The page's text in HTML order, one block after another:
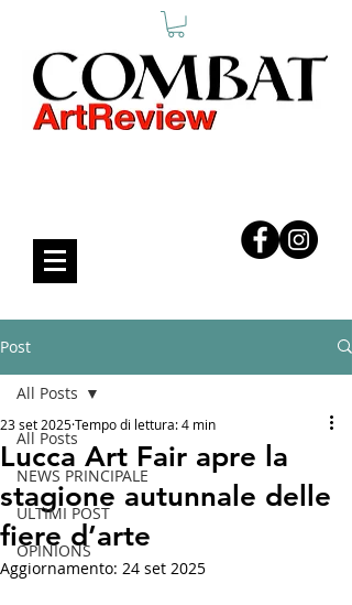
Post
All Posts
NEWS PRINCIPALE
ULTIMI POST
OPINIONS
All Posts
Lucca Art Fair apre la
stagione autunnale delle
fiere d’arte
23 set 2025Tempo di lettura: 4 min
Aggiornamento: 24 set 2025